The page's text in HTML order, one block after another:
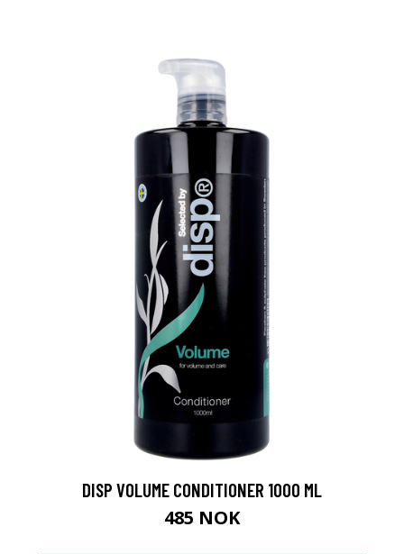
DISP VOLUME CONDITIONER 1000 ML
485 NOK